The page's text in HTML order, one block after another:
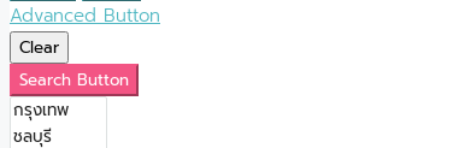
Advanced Button
Clear
Search Button